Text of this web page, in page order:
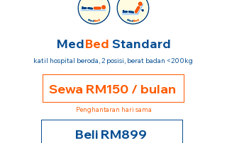
MedBed Standard
katil hospital beroda, 2 posisi, berat badan <200kg
Sewa RM150 / bulan
Penghantaran hari sama
Beli RM899